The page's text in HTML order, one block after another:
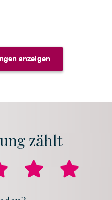
anzeigen
anzeigen
zählt